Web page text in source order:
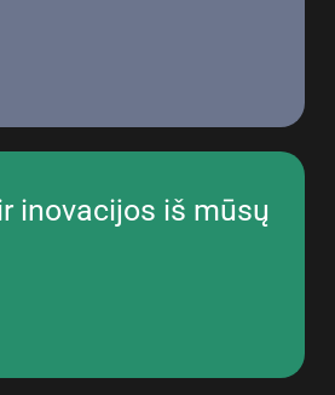
inovacijos iš mūsų